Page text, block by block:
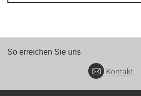
So erreichen Sie uns
Kontakt